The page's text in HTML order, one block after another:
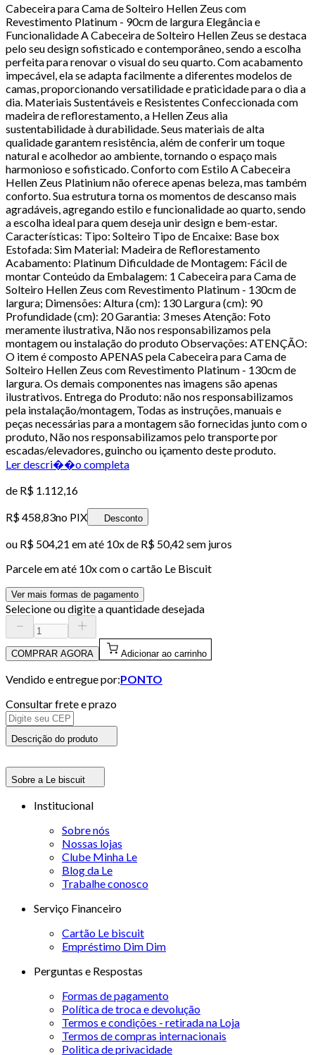
Cabeceira para Cama de Solteiro Hellen Zeus com
Revestimento Platinum - 90cm de largura Elegância e
Funcionalidade A Cabeceira de Solteiro Hellen Zeus se destaca
pelo seu design sofisticado e contemporâneo, sendo a escolha
perfeita para renovar o visual do seu quarto. Com acabamento
impecável, ela se adapta facilmente a diferentes modelos de
camas, proporcionando versatilidade e praticidade para o dia a
dia. Materiais Sustentáveis e Resistentes Confeccionada com
madeira de reflorestamento, a Hellen Zeus alia
sustentabilidade à durabilidade. Seus materiais de alta
qualidade garantem resistência, além de conferir um toque
natural e acolhedor ao ambiente, tornando o espaço mais
harmonioso e sofisticado. Conforto com Estilo A Cabeceira
Hellen Zeus Platinium não oferece apenas beleza, mas também
conforto. Sua estrutura torna os momentos de descanso mais
agradáveis, agregando estilo e funcionalidade ao quarto, sendo
a escolha ideal para quem deseja unir design e bem-estar.
Características: Tipo: Solteiro Tipo de Encaixe: Base box
Estofada: Sim Material: Madeira de Reflorestamento
Acabamento: Platinum Dificuldade de Montagem: Fácil de
montar Conteúdo da Embalagem: 1 Cabeceira para Cama de
Solteiro Hellen Zeus com Revestimento Platinum - 130cm de
largura; Dimensões: Altura (cm): 130 Largura (cm): 90
Profundidade (cm): 20 Garantia: 3 meses Atenção: Foto
meramente ilustrativa, Não nos responsabilizamos pela
montagem ou instalação do produto Observações: ATENÇÃO:
O item é composto APENAS pela Cabeceira para Cama de
Solteiro Hellen Zeus com Revestimento Platinum - 130cm de
largura. Os demais componentes nas imagens são apenas
ilustrativos. Entrega do Produto: não nos responsabilizamos
pela instalação/montagem, Todas as instruções, manuais e
peças necessárias para a montagem são fornecidas junto com o
produto, Não nos responsabilizamos pelo transporte por
escadas/elevadores, guincho ou içamento deste produto.
Ler descri��o completa
de R$ 1.112,16
R$ 458,83no PIX Desconto
ou R$ 504,21 em até 10x de R$ 50,42 sem juros
Parcele em até 10x com o cartão Le Biscuit
Ver mais formas de pagamento
Selecione ou digite a quantidade desejada
COMPRAR AGORA Adicionar ao carrinho
Vendido e entregue por:PONTO
Consultar frete e prazo
Descrição do produto
Sobre a Le biscuit
Institucional
Sobre nós
Nossas lojas
Clube Minha Le
Blog da Le
Trabalhe conosco
Serviço Financeiro
Cartão Le biscuit
Empréstimo Dim Dim
Perguntas e Respostas
Formas de pagamento
Política de troca e devolução
Termos e condições - retirada na Loja
Termos de compras internacionais
Politica de privacidade